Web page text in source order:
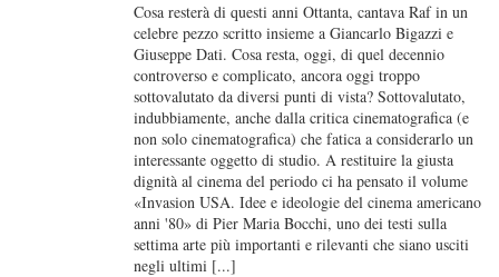
Cosa resterà di questi anni Ottanta, cantava Raf in un
celebre pezzo scritto insieme a Giancarlo Bigazzi e
Giuseppe Dati. Cosa resta, oggi, di quel decennio
controverso e complicato, ancora oggi troppo
sottovalutato da diversi punti di vista? Sottovalutato,
indubbiamente, anche dalla critica cinematografica (e
non solo cinematografica) che fatica a considerarlo un
interessante oggetto di studio. A restituire la giusta
dignità al cinema del periodo ci ha pensato il volume
«Invasion USA. Idee e ideologie del cinema americano
anni '80» di Pier Maria Bocchi, uno dei testi sulla
settima arte più importanti e rilevanti che siano usciti
negli ultimi [...]